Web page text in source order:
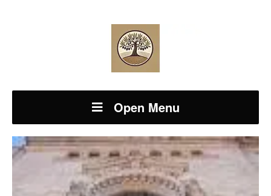
Open Menu